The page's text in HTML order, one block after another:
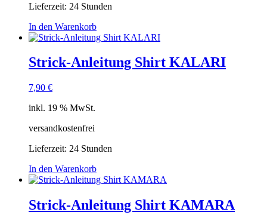
Lieferzeit: 24 Stunden
In den Warenkorb
Strick-Anleitung Shirt KALARI
7,90 €
inkl. 19 % MwSt.
versandkostenfrei
Lieferzeit: 24 Stunden
In den Warenkorb
Strick-Anleitung Shirt KAMARA